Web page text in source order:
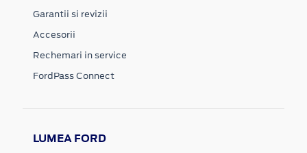
Garantii si revizii
Accesorii
Rechemari in service
FordPass Connect
LUMEA FORD